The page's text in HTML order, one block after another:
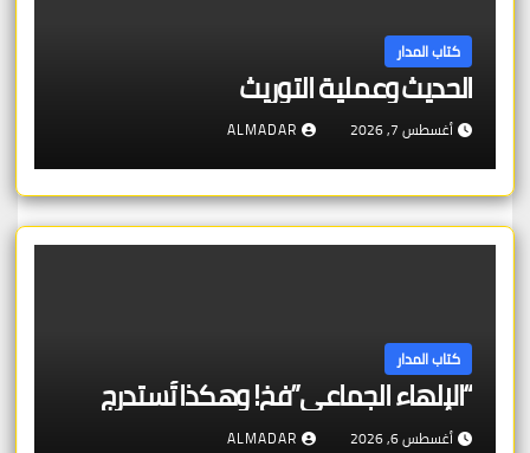
كتاب المدار
الحديث وعملية التوريث
أغسطس 7, 2026 ALMADAR
كتاب المدار
“الإلهاء الجماعي”فخ! وهكذا تُستدرج
أغسطس 6, 2026 ALMADAR